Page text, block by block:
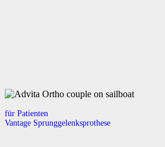
für Patienten
Vantage Sprunggelenksprothese